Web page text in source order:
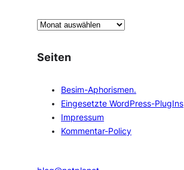
A
c
Seiten
Besim-Aphorismen.
Eingesetzte WordPress-PlugIns
Impressum
Kommentar-Policy